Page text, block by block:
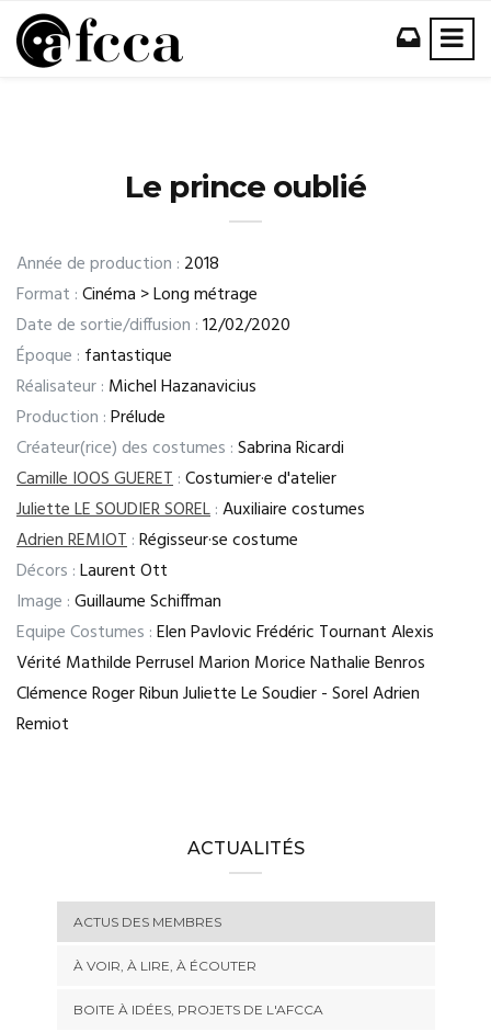
Le prince oublié
Année de production : 2018
Format :Cinéma > Long métrage
Date de sortie/diffusion :12/02/2020
Époque : fantastique
Réalisateur : Michel Hazanavicius
Production :Prélude
Créateur(rice) des costumes :Sabrina Ricardi
Camille IOOS GUERET:Costumier·e d'atelier
Juliette LE SOUDIER SOREL:Auxiliaire costumes
Adrien REMIOT:Régisseur·se costume
Décors :Laurent Ott
Image :Guillaume Schiffman
Equipe Costumes :Elen Pavlovic Frédéric Tournant Alexis
Vérité Mathilde Perrusel Marion Morice Nathalie Benros
Clémence Roger Ribun Juliette Le Soudier - Sorel Adrien
Remiot
ACTUALITÉS
ACTUS DES MEMBRES
À VOIR, À LIRE, À ÉCOUTER
BOITE À IDÉES, PROJETS DE L'AFCCA